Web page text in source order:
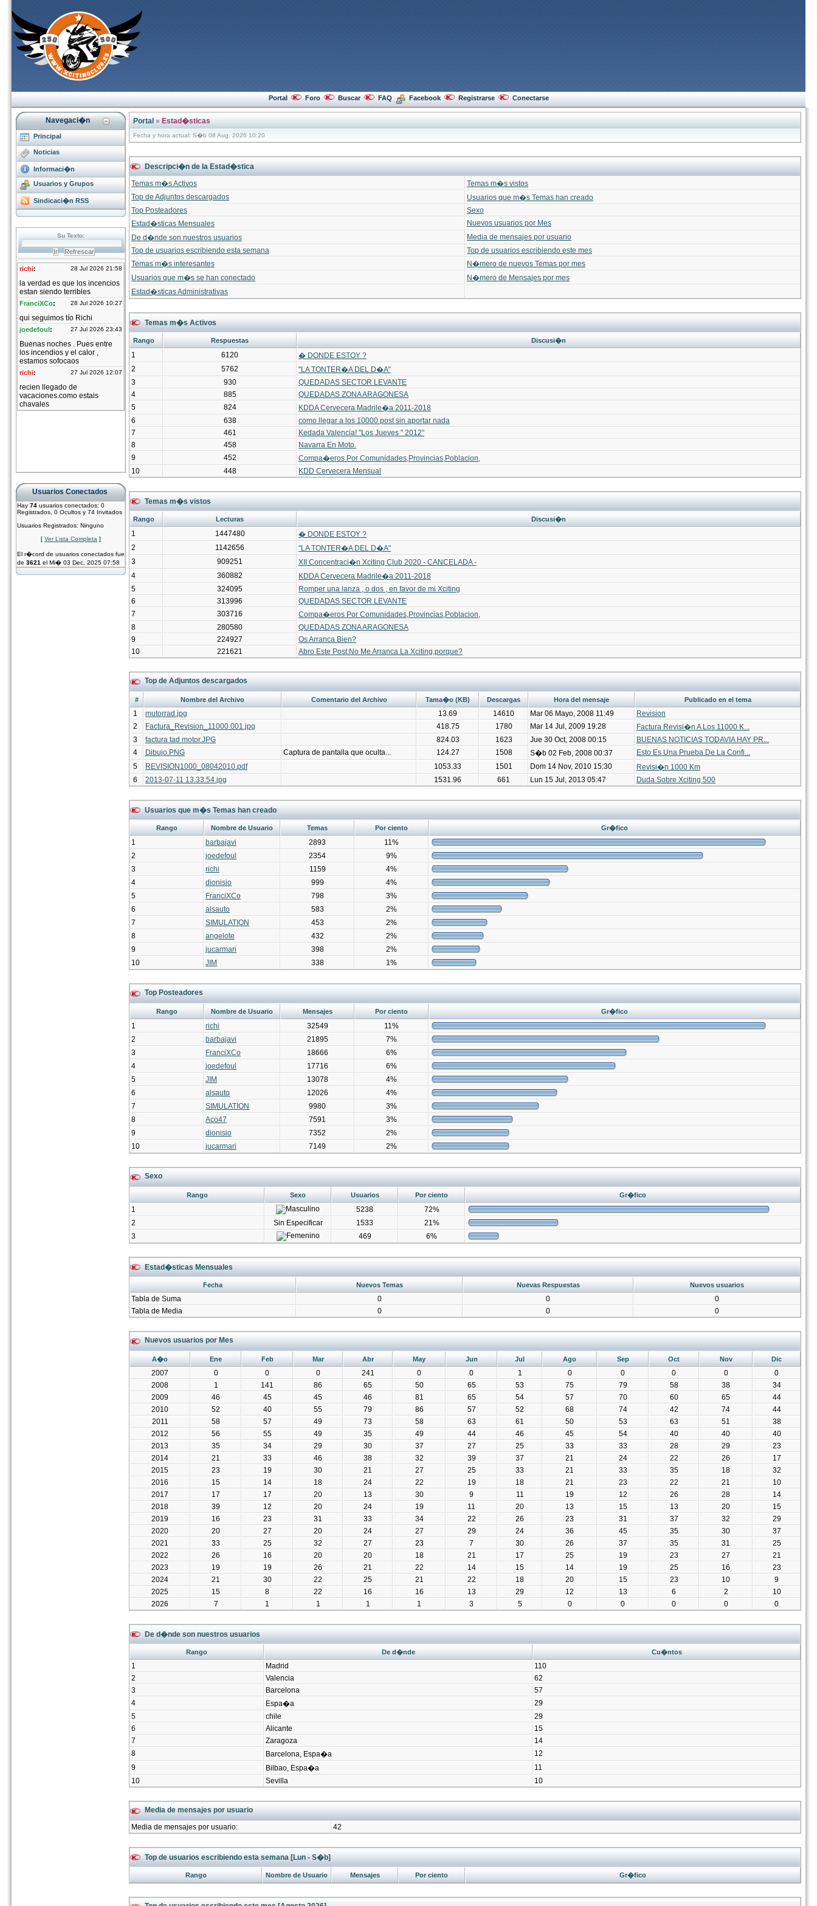
Portal Foro Buscar FAQ Facebook Registrarse Conectarse
Navegaci�n
Principal
Noticias
Informaci�n
Usuarios y Grupos
Sindicaci�n RSS
Usuarios Conectados
Hay 74 usuarios conectados: 0
Registrados, 0 Ocultos y 74 Invitados
Usuarios Registrados: Ninguno
[ Ver Lista Completa ]
El r�cord de usuarios conectados fue
de 3621 el Mi� 03 Dec, 2025 07:58
Portal » Estad�sticas
Fecha y hora actual: S�b 08 Aug, 2026 10:20
Descripci�n de la Estad�stica
Temas m�s Activos
Temas m�s vistos
Top de Adjuntos descargados
Usuarios que m�s Temas han creado
Top Posteadores
Sexo
Estad�sticas Mensuales
Nuevos usuarios por Mes
De d�nde son nuestros usuarios
Media de mensajes por usuario
Top de usuarios escribiendo esta semana
Top de usuarios escribiendo este mes
Temas m�s interesantes
N�mero de nuevos Temas por mes
Usuarios que m�s se han conectado
N�mero de Mensajes por mes
Estad�sticas Administrativas
Temas m�s Activos
Rango Respuestas Discusi�n
1 6120
� DONDE ESTOY ?
2
5762
"LA TONTER�A DEL D�A"
3
930
QUEDADAS SECTOR LEVANTE
4
885
QUEDADAS ZONA ARAGONESA
5
824
KDDA Cervecera Madrile�a 2011-2018
6
638
como llegar a los 10000 post sin aportar nada
7
461
Kedada Valencia! "Los Jueves " 2012"
8
458
Navarra En Moto.
9
452
Compa�eros Por Comunidades,Provincias,Poblacion,
10
448 KDD Cervecera Mensual
Temas m�s vistos
Rango Lecturas Discusi�n
1 1447480
� DONDE ESTOY ?
2
1142656
"LA TONTER�A DEL D�A"
3
909251
XII Concentraci�n Xciting Club 2020 - CANCELADA -
4
360882
KDDA Cervecera Madrile�a 2011-2018
5
324095
Romper una lanza , o dos , en favor de mi Xciting
6
313996
QUEDADAS SECTOR LEVANTE
7
303716
Compa�eros Por Comunidades,Provincias,Poblacion,
8
280580
QUEDADAS ZONA ARAGONESA
9
224927
Os Arranca Bien?
10
221621 Abro Este Post:No Me Arranca La Xciting,porque?
Top de Adjuntos descargados
# Nombre del Archivo Comentario del Archivo Tama�o (KB) Descargas Hora del mensaje Publicado en el tema
1 mutorrad.jpg 13.69 14610 Mar 06 Mayo, 2008 11:49
Revision
2
Factura_Revision_11000 001.jpg 418.75 1780 Mar 14 Jul, 2009 19:28
Factura Revisi�n A Los 11000 K...
3
factura tad motor.JPG 824.03 1623 Jue 30 Oct, 2008 00:15
BUENAS NOTICIAS TODAVIA HAY PR...
4
Dibujo.PNG Captura de pantalla que oculta... 124.27 1508 S�b 02 Feb, 2008 00:37
Esto Es Una Prueba De La Confi...
5
REVISION1000_08042010.pdf 1053.33 1501 Dom 14 Nov, 2010 15:30
Revisi�n 1000 Km
6
2013-07-11 13.33.54.jpg 1531.96 661 Lun 15 Jul, 2013 05:47 Duda Sobre Xciting 500
Usuarios que m�s Temas han creado
Rango Nombre de Usuario Temas Por ciento Gr�fico
1 barbajavi 2893
11%
2
joedefoul 2354
9%
3
richi 1159
4%
4
dionisio 999
4%
5
FranciXCo 798
3%
6
alsauto 583
2%
7
SIMULATION 453
2%
8
angelote 432
2%
9
jucarmari 398
2%
10
JIM 338 1%
Top Posteadores
Rango Nombre de Usuario Mensajes Por ciento Gr�fico
1 richi 32549
11%
2
barbajavi 21895
7%
3
FranciXCo 18666
6%
4
joedefoul 17716
6%
5
JIM 13078
4%
6
alsauto 12026
4%
7
SIMULATION 9980
3%
8
Aco47 7591
3%
9
dionisio 7352
2%
10
jucarmari 7149 2%
Sexo
Rango Sexo Usuarios Por ciento Gr�fico
1 5238
72%
2
Sin Especificar 1533
21%
3
469 6%
Estad�sticas Mensuales
Fecha Nuevos Temas Nuevas Respuestas Nuevos usuarios
Tabla de Suma 0 0
0
Tabla de Media
0 0 0
Nuevos usuarios por Mes
A�o Ene Feb Mar Abr May Jun Jul Ago Sep Oct Nov Dic
2007 0 0 0 241 0 0 1 0 0 0 0
0
2008
1 141 86 65 50 65 53 75 79 58 38
34
2009
46 45 45 46 81 65 54 57 70 60 65
44
2010
52 40 55 79 86 57 52 68 74 42 74
44
2011
58 57 49 73 58 63 61 50 53 63 51
38
2012
56 55 49 35 49 44 46 45 54 40 40
40
2013
35 34 29 30 37 27 25 33 33 28 29
23
2014
21 33 46 38 32 39 37 21 24 22 26
17
2015
23 19 30 21 27 25 33 21 33 35 18
32
2016
15 14 18 24 22 19 18 21 23 22 21
10
2017
17 17 20 13 30 9 11 19 12 26 28
14
2018
39 12 20 24 19 11 20 13 15 13 20
15
2019
16 23 31 33 34 22 26 23 31 37 32
29
2020
20 27 20 24 27 29 24 36 45 35 30
37
2021
33 25 32 27 23 7 30 26 37 35 31
25
2022
26 16 20 20 18 21 17 25 19 23 27
21
2023
19 19 26 21 22 14 15 14 19 25 16
23
2024
21 30 22 25 21 22 18 20 15 23 10
9
2025
15 8 22 16 16 13 29 12 13 6 2
10
2026
7 1 1 1 1 3 5 0 0 0 0 0
De d�nde son nuestros usuarios
Rango De d�nde Cu�ntos
1 Madrid
110
2
Valencia
62
3
Barcelona
57
4
Espa�a
29
5
chile
29
6
Alicante
15
7
Zaragoza
14
8
Barcelona, Espa�a
12
9
Bilbao, Espa�a
11
10
Sevilla 10
Media de mensajes por usuario
Media de mensajes por usuario:
42
Top de usuarios escribiendo esta semana [Lun - S�b]
Rango Nombre de Usuario Mensajes Por ciento Gr�fico